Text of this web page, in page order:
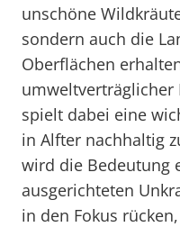
unschöne
sondern auch die
Oberflächen
spielt dabei eine
in Alfter nachhaltig
wird die Bedeutung
ausgerichteten
in den Fokus